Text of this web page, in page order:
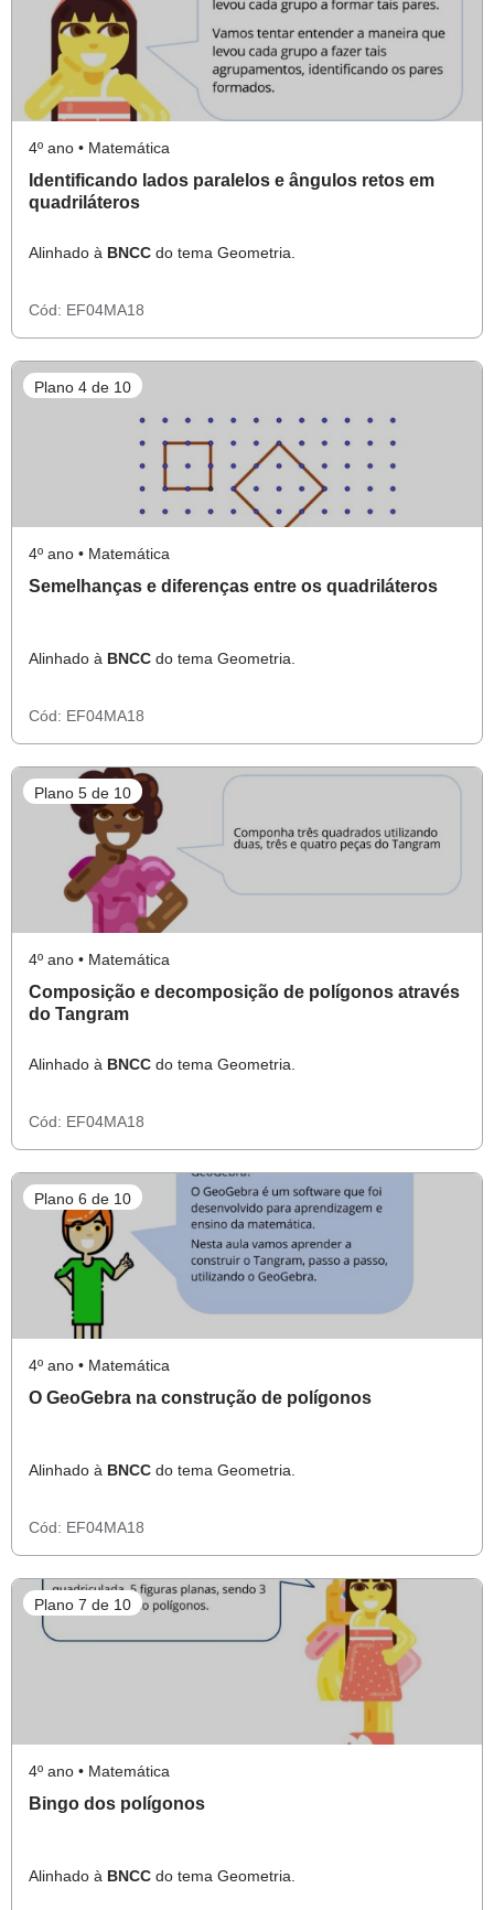
4º ano • Matemática
Identificando lados paralelos e ângulos retos em
quadriláteros
Alinhado à BNCC do tema Geometria.
Cód: EF04MA18
Plano 4 de 10
4º ano • Matemática
Semelhanças e diferenças entre os quadriláteros
Alinhado à BNCC do tema Geometria.
Cód: EF04MA18
Plano 5 de 10
4º ano • Matemática
Composição e decomposição de polígonos através
do Tangram
Alinhado à BNCC do tema Geometria.
Cód: EF04MA18
Plano 6 de 10
4º ano • Matemática
O GeoGebra na construção de polígonos
Alinhado à BNCC do tema Geometria.
Cód: EF04MA18
Plano 7 de 10
4º ano • Matemática
Bingo dos polígonos
Alinhado à BNCC do tema Geometria.